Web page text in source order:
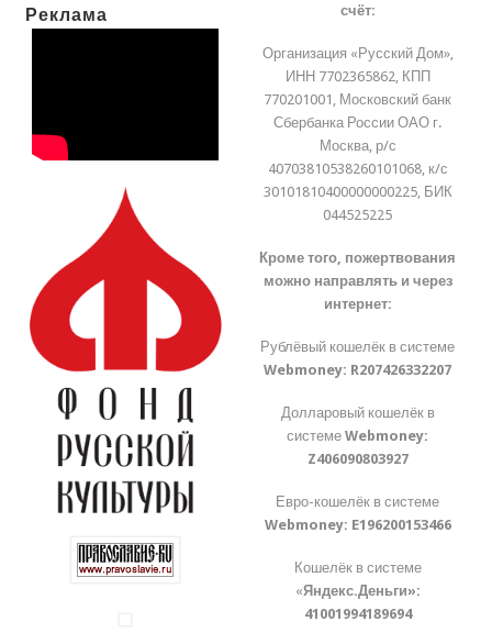
Реклама
счёт:
Организация «Русский Дом»,
ИНН 7702365862, КПП
770201001, Московский банк
Сбербанка России ОАО г.
Москва, р/с
40703810538260101068, к/с
30101810400000000225, БИК
044525225
Кроме того, пожертвования
можно направлять и через
интернет:
Рублёвый кошелёк в системе
Webmoney: R207426332207
Долларовый кошелёк в
системеWebmoney:
Z406090803927
Евро-кошелёк в системе
Webmoney: E196200153466
Кошелёк в системе
«Яндекс.Деньги»:
41001994189694